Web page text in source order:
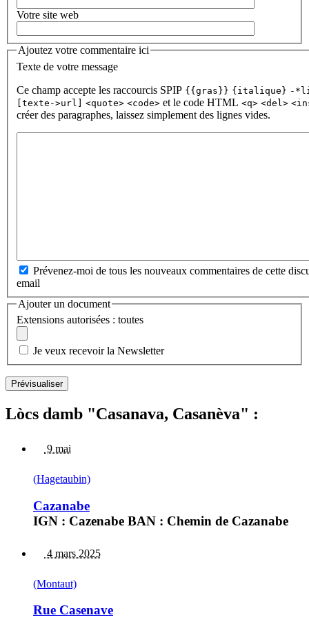
Votre site web
Ajoutez votre commentaire ici
Texte de votre message
Ce champ accepte les raccourcis SPIP {{gras}} {italique} -
[texte->url]
<quote> <code> et le code HTML <q> <del>
créer des paragraphes, laissez simplement des lignes vides.
Prévenez-moi de tous les nouveaux commentaires de cette
email
Ajouter un document
Extensions autorisées : toutes
Je veux recevoir la Newsletter
Lòcs damb "Casanava, Casanèva" :
9 mai
(Hagetaubin)
Cazanabe
IGN : Cazenabe BAN : Chemin de Cazanabe
4 mars 2025
(Montaut)
Rue Casenave